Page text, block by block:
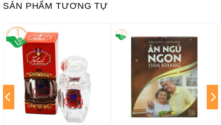
SẢN PHẨM TƯƠNG TỰ